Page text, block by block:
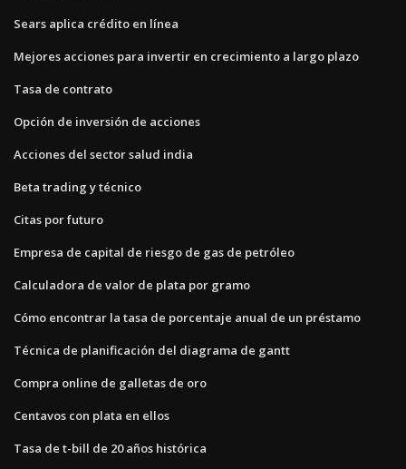
Sears aplica crédito en línea
Mejores acciones para invertir en crecimiento a largo plazo
Tasa de contrato
Opción de inversión de acciones
Acciones del sector salud india
Beta trading y técnico
Citas por futuro
Empresa de capital de riesgo de gas de petróleo
Calculadora de valor de plata por gramo
Cómo encontrar la tasa de porcentaje anual de un préstamo
Técnica de planificación del diagrama de gantt
Compra online de galletas de oro
Centavos con plata en ellos
Tasa de t-bill de 20 años histórica